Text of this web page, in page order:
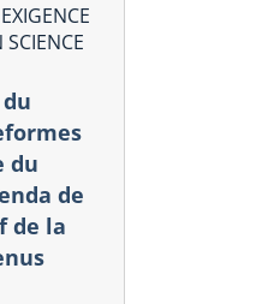
SCIENCE
du
de
de la